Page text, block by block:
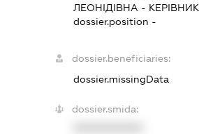
ЛЕОНІДІВНА - КЕРІВНИК
dossier.position -
dossier.beneficiaries:
dossier.missingData
dossier.smida: